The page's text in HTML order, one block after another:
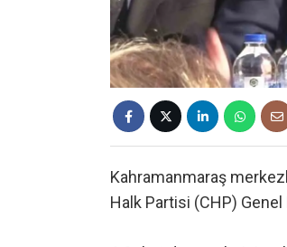
Kahramanmaraş
Halk Partisi (CHP) Genel